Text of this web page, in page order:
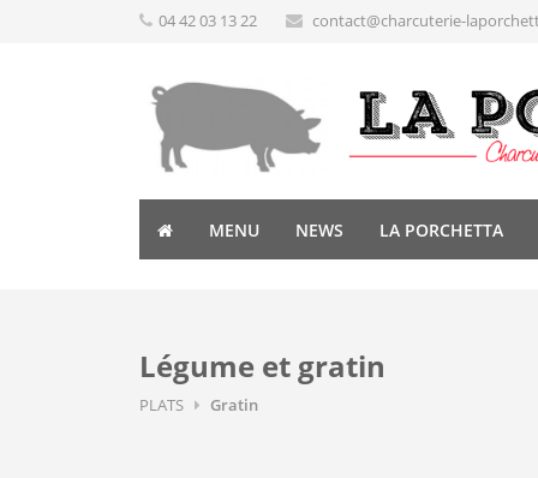
04 42 03 13 22 contact@charcuterie-
MENU NEWS LA PORCHETTA
Légume et gratin
PLATS Gratin